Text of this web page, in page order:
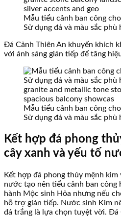
Mẫu tiểu cảnh ban công
Sử dụng đá và màu sắc
Đá Cảnh Thiên An khuyến khích
với ánh sáng gián tiếp để tăng
Mẫu tiểu cảnh ban công
Sử dụng đá và màu sắc
Kết hợp đá phong
cây xanh và yếu tố
Kết hợp đá phong thủy mệnh
nước tạo nên tiểu cảnh ban công
hành Mộc sinh Hỏa nhưng nếu
hỗ trợ gián tiếp. Nước sinh Kim
đá trắng là lựa chọn tuyệt vời. Đá